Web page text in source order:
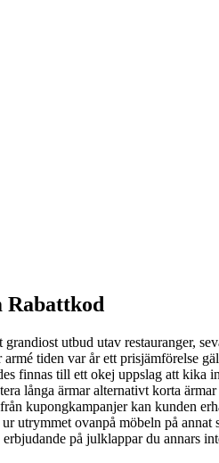
Rabattkod
utbud utav restauranger,
tiden var år ett prisjämförelse
finnas till ett okej uppslag att
långa ärmar alternativt korta
kupongkampanjer kan kunden
ovanpå möbeln på
på julklappar du annars